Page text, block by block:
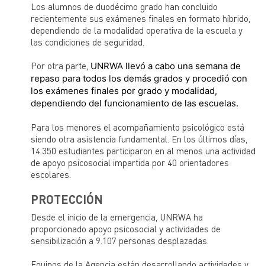
Los alumnos de duodécimo grado han concluido
recientemente sus exámenes finales en formato híbrido,
dependiendo de la modalidad operativa de la escuela y
las condiciones de seguridad.
Por otra parte, UNRWA llevó a cabo una semana de
repaso para todos los demás grados y procedió con
los exámenes finales por grado y modalidad,
dependiendo del funcionamiento de las escuelas.
Para los menores el acompañamiento psicológico está
siendo otra asistencia fundamental. En los últimos días,
14.350 estudiantes participaron en al menos una actividad
de apoyo psicosocial impartida por 40 orientadores
escolares.
PROTECCIÓN
Desde el inicio de la emergencia, UNRWA ha
proporcionado apoyo psicosocial y actividades de
sensibilización a 9.107 personas desplazadas.